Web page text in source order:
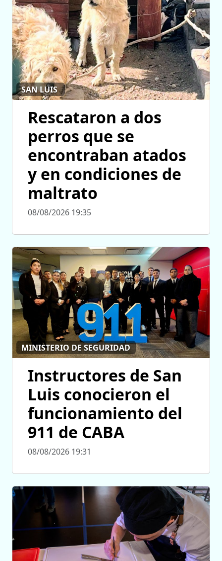
SAN LUIS
Rescataron a dos
perros que se
encontraban atados
y en condiciones de
maltrato
08/08/2026 19:35
MINISTERIO DE SEGURIDAD
Instructores de San
Luis conocieron el
funcionamiento del
911 de CABA
08/08/2026 19:31